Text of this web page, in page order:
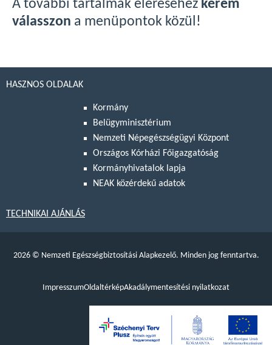
A további tartalmak eléréséhez kérem
válasszon a menüpontok közül!
HASZNOS OLDALAK
Kormány
Belügyminisztérium
Nemzeti Népegészségügyi Központ
Országos Kórházi Főigazgatóság
Kormányhivatalok lapja
NEAK közérdekű adatok
TECHNIKAI AJÁNLÁS
2026 © Nemzeti Egészségbiztosítási Alapkezelő. Minden jog fenntartva.
ImpresszumOldaltérképAkadálymentesítési nyilatkozat